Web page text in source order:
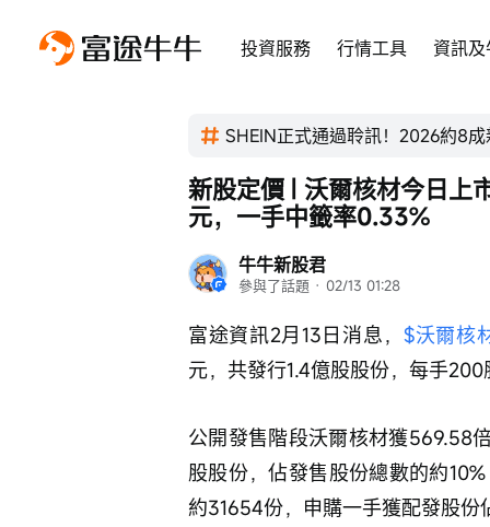
投資服務 行情工具 資訊
SHEIN正式通過聆訊！2026約8
牛牛新股君
參與了話題 · 02/13 01:28
新股定價 | 沃爾核材今日
元，一手中籤率0.33%
富途資訊2月13日消息， $沃爾核
元，共發行1.4億股股份，每手
公開發售階段沃爾核材獲569.58
股股份，佔發售股份總數的約
約31654份，申購一手獲配發股